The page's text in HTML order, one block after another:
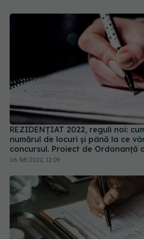
REZIDENȚIAT 2022, reguli noi:
numărul de locuri și până la ce
concursul. Proiect de Ordonanță
06 feb 2022, 12:09